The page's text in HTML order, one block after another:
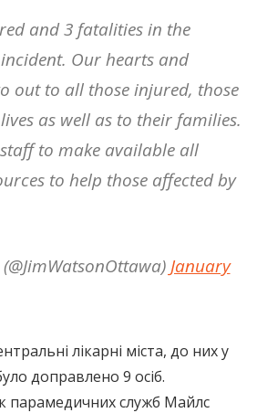
and 3 fatalities in the
Our hearts and
out to all those injured, those
as well as to their families.
staff to make available all
to help those affected by
January
лікарні міста, до них у
доправлено 9 осіб.
парамедичних служб Майлс